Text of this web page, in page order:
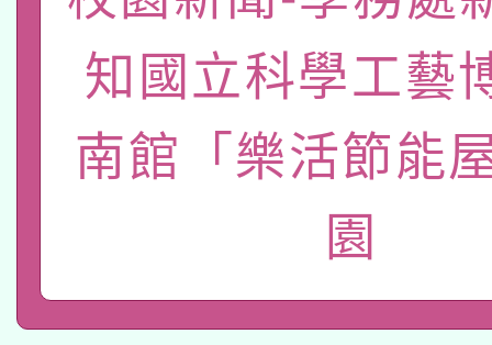
pilot」
有關大陸委員會函釋公
薪期間赴陸應申請許可
轉知經濟部水利署委託
業技術研究院辦理「
用水績優單位及節水達
115年8月22日(星期六
桃園市孔廟祈福系列
2026年桃園地景藝術
本校115學年度第2次
招甄選結果公告(無人
適應運動共學行動站研
知國立科學工藝
南館「樂活節能
園